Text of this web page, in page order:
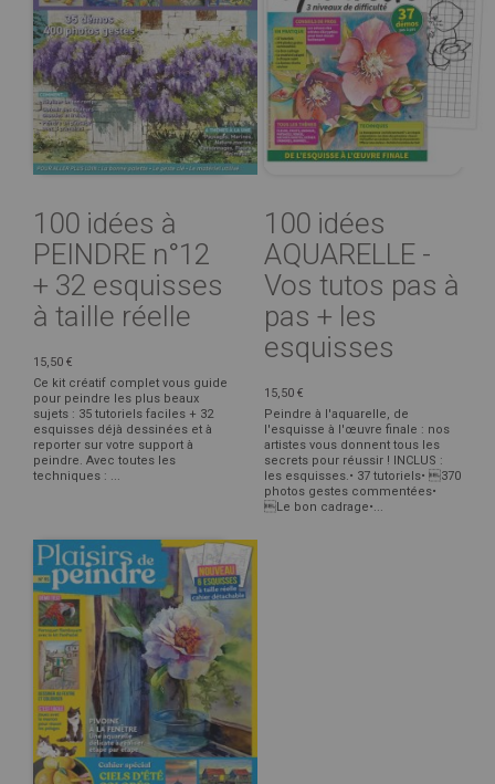
100 idées à
PEINDRE n°12
+ 32 esquisses
à taille réelle
15,50 €
Ce kit créatif complet vous guide
pour peindre les plus beaux
sujets : 35 tutoriels faciles + 32
esquisses déjà dessinées et à
reporter sur votre support à
peindre. Avec toutes les
techniques : ...
100 idées
AQUARELLE -
Vos tutos pas à
pas + les
esquisses
15,50 €
Peindre à l'aquarelle, de
l'esquisse à l'œuvre finale : nos
artistes vous donnent tous les
secrets pour réussir ! INCLUS :
les esquisses.• 37 tutoriels• 370
photos gestes commentées•
Le bon cadrage•...